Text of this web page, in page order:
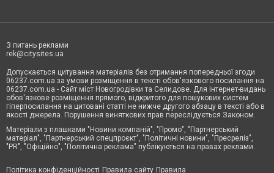
З питань реклами
rek@citysites.ua
Допускається цитування матеріалів без отримання попередньої згоди
06237.com.ua за умови розміщення в тексті обов'язкового посилання на
06237.com.ua - Сайт міст Новогродівки та Селидове. Для інтернет-видань
обов'язкове розміщення прямого, відкритого для пошукових систем
гіперпосилання на цитовані статті не нижче другого абзацу в тексті або в
якості джерела. Порушення виняткових прав переслідується Законом.
Матеріали з плашками "Новини компаній", "Промо", "Партнерський
матеріал", "Партнерський спецпроєкт", "Політичні новини", "Пресреліз",
"PR", "Офіційно", "Політична реклама" публікуються на правах реклами.
Політика конфіденційності Правила сайту Правила